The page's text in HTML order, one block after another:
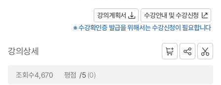
강의계획서
수강안내 및 수강신청
※ 수강확인증 발급을 위해서는 수강신청이 필요합니다
강의상세
조회수4,670 평점 /5 (0)